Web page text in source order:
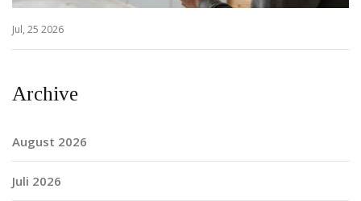
Jul, 25 2026
Archive
August 2026
Juli 2026